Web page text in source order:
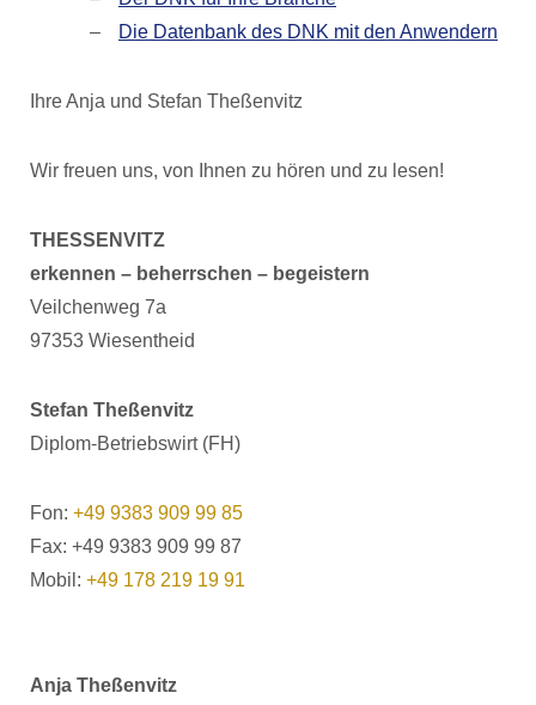
Die Datenbank des DNK mit den Anwendern
Ihre Anja und Stefan Theßenvitz
Wir freuen uns, von Ihnen zu hören und zu lesen!
THESSENVITZ
erkennen – beherrschen – begeistern
Veilchenweg 7a
97353 Wiesentheid
Stefan Theßenvitz
Diplom-Betriebswirt (FH)
Fon: +49 9383 909 99 85
Fax: +49 9383 909 99 87
Mobil: +49 178 219 19 91
Anja Theßenvitz